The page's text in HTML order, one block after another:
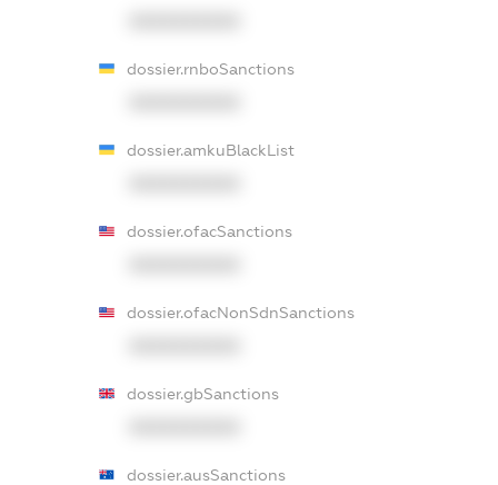
dossier.rnboSanctions
dossier.amkuBlackList
dossier.ofacSanctions
dossier.ofacNonSdnSanctions
dossier.gbSanctions
dossier.ausSanctions